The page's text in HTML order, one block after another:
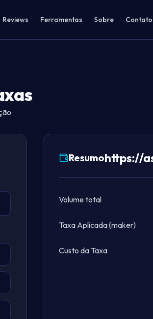
Reviews Ferramentas Sobre Contato
Resumohttps://
Volume total
Taxa Aplicada (maker)
Custo da Taxa